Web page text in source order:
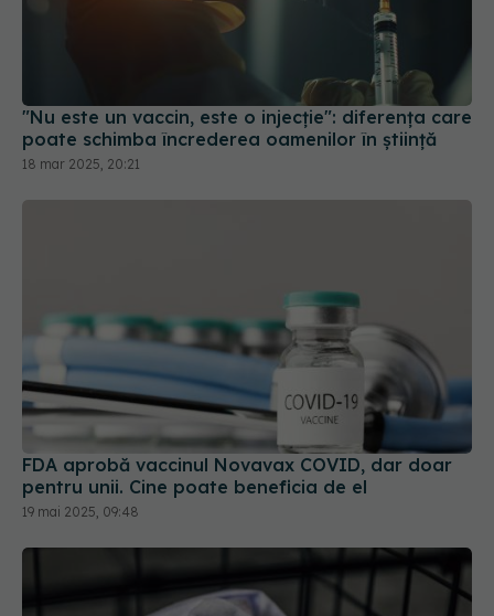
"Nu este un vaccin, este o injecție": diferența care
poate schimba încrederea oamenilor în știință
18 mar 2025, 20:21
FDA aprobă vaccinul Novavax COVID, dar doar
pentru unii. Cine poate beneficia de el
19 mai 2025, 09:48